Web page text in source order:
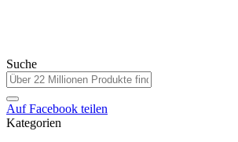
Suche
AufFacebook teilen
Kategorien